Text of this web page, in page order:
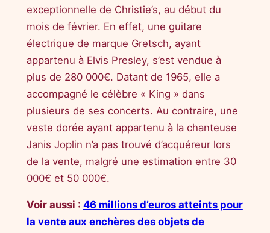
exceptionnelle de Christie’s, au début du
mois de février. En effet, une guitare
électrique de marque Gretsch, ayant
appartenu à Elvis Presley, s’est vendue à
plus de 280 000€. Datant de 1965, elle a
accompagné le célèbre « King » dans
plusieurs de ses concerts. Au contraire, une
veste dorée ayant appartenu à la chanteuse
Janis Joplin n’a pas trouvé d’acquéreur lors
de la vente, malgré une estimation entre 30
000€ et 50 000€.
Voir aussi : 46 millions d’euros atteints pour
la vente aux enchères des objets de